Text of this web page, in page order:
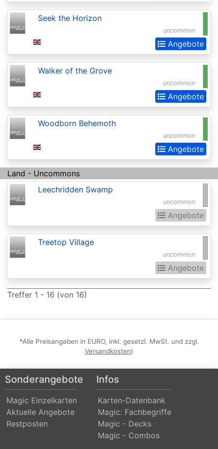
Gate:
Extras
for
Zendikar
Battlebond
Beta
Betrayers
of
Kamigawa
Bloomburrow
Bloomburrow:
Extras
of
the
Buy-
a-
Champions
Kamigawa
Champs
and
States
Promos
uncommon
Seek the Horizon
Angebote
uncommon
Walker of the Grove
Angebote
uncommon
Woodborn Behemoth
Angebote
Land - Uncommons
uncommon
Leechridden Swamp
Angebote
uncommon
Treetop Village
Angebote
Treffer 1 - 16 (von 16)
*Alle Preisangaben in EURO, inkl. gesetzl. MwSt. und zzgl.
Versandkosten)
Sonderangebote
Magic Einzelkarten
Aktuelle Angebote
Restposten
Infos
Karten-Datenbank
Magic: Fachbegriffe
Magic - Decks
Magic - Combos